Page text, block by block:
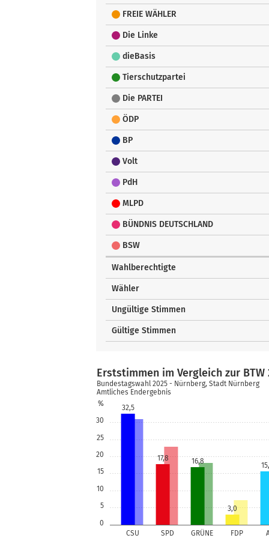
FREIE WÄHLER
Die Linke
dieBasis
Tierschutzpartei
Die PARTEI
ÖDP
BP
Volt
PdH
MLPD
BÜNDNIS DEUTSCHLAND
BSW
Wahlberechtigte
Wähler
Ungültige Stimmen
Gültige Stimmen
0
5
10
15
20
25
30
%
CSU SPD GRÜNE FDP
32,5
17,8 16,8
3,0
Erststimmen im Vergleich zur BTW
Bundestagswahl 2025 - Nürnberg, Stadt Nürnberg
Amtliches Endergebnis